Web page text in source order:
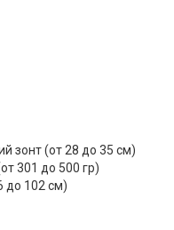
зонт (от 28 до 35 см)
301 до 500 гр)
до 102 см)